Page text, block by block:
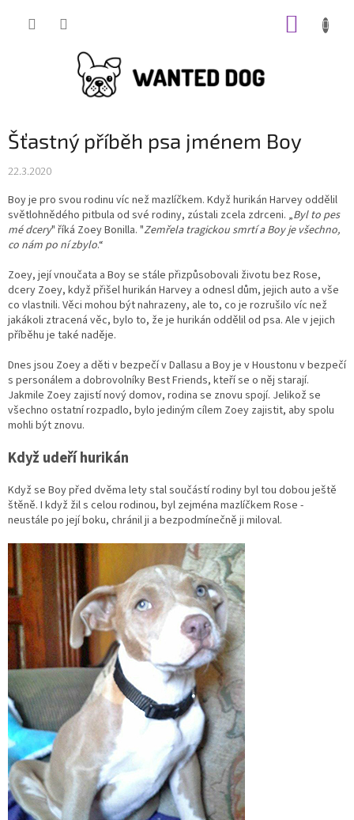
Šťastný příběh psa jménem Boy
22.3.2020
Boy je pro svou rodinu víc než mazlíčkem. Když hurikán Harvey oddělil
světlohnědého pitbula od své rodiny, zústali zcela zdrceni. „Byl to pes
mé dcery" říká Zoey Bonilla. "Zemřela tragickou smrtí a Boy je všechno,
co nám po ní zbylo.“
Zoey, její vnoučata a Boy se stále přizpůsobovali životu bez Rose,
dcery Zoey, když přišel hurikán Harvey a odnesl dům, jejich auto a vše
co vlastnili. Věci mohou být nahrazeny, ale to, co je rozrušilo víc než
jakákoli ztracená věc, bylo to, že je hurikán oddělil od psa. Ale v jejich
příběhu je také naděje.
Dnes jsou Zoey a děti v bezpečí v Dallasu a Boy je v Houstonu v bezpečí
s personálem a dobrovolníky Best Friends, kteří se o něj starají.
Jakmile Zoey zajistí nový domov, rodina se znovu spojí. Jelikož se
všechno ostatní rozpadlo, bylo jediným cílem Zoey zajistit, aby spolu
mohli být znovu.
Když udeří hurikán
Když se Boy před dvěma lety stal součástí rodiny byl tou dobou ještě
štěně. I když žil s celou rodinou, byl zejména mazlíčkem Rose -
neustále po její boku, chránil ji a bezpodmínečně ji miloval.